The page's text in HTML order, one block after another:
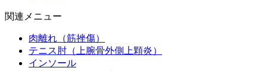
関連メニュー
肉離れ（筋挫傷）
テニス肘（上腕骨外側上顆炎）
インソール